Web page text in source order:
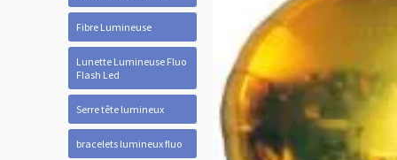
Fibre Lumineuse
Lunette Lumineuse Fluo
Flash Led
Serre tête lumineux
bracelets lumineux fluo